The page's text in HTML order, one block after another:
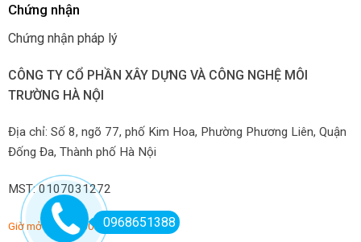
Chứng nhận
Chứng nhận pháp lý
CÔNG TY CỔ PHẦN XÂY DỰNG VÀ CÔNG NGHỆ MÔI
TRƯỜNG HÀ NỘI
Địa chỉ: Số 8, ngõ 77, phố Kim Hoa, Phường Phương Liên, Quận
Đống Đa, Thành phố Hà Nội
MST: 0107031272
Giờ mở hàng: 7:00-22:00 hàng ngày
0968651388